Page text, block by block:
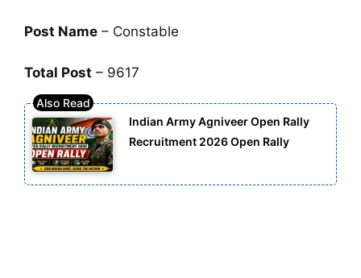
Post Name – Constable
Total Post – 9617
Indian Army Agniveer Open Rally
Recruitment 2026 Open Rally